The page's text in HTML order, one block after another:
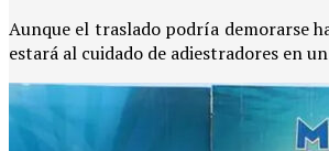
Aunque el traslado podría demorarse
estará al cuidado de adiestradores en